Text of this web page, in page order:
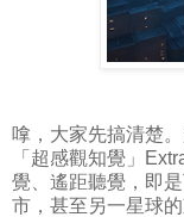
嗱，大家先搞清楚
「超感觀知覺」
覺、遙距聽覺，即
市，甚至另一星球